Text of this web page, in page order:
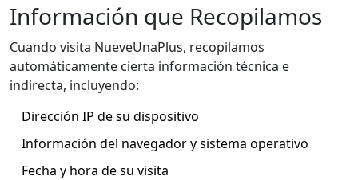
Información que Recopilamos
Cuando visita NueveUnaPlus, recopilamos
automáticamente cierta información técnica e
indirecta, incluyendo:
Dirección IP de su dispositivo
Información del navegador y sistema operativo
Fecha y hora de su visita